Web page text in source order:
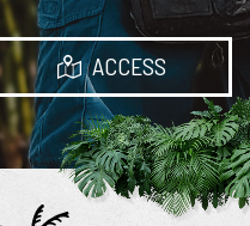
ACCESS